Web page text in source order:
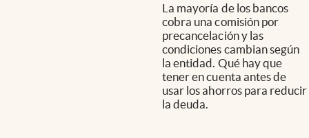
La mayoría de los bancos
cobra una comisión por
precancelación y las
condiciones cambian según
la entidad. Qué hay que
tener en cuenta antes de
usar los ahorros para reducir
la deuda.